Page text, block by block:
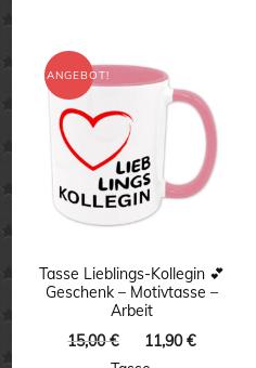
weist
mehrere
Varianten
auf.
Die
können
auf
der
ANGEBOT!
Tasse Lieblings-Kollegin 💕
Geschenk – Motivtasse –
Arbeit
15,00€
Ursprünglicher
Preis
11,90€